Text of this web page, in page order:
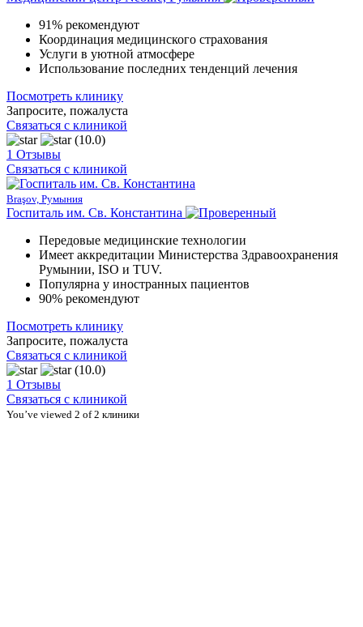
91% рекомендуют
Координация медицинского страхования
Услуги в уютной атмосфере
Использование последних тенденций лечения
Посмотреть клинику
Запросите, пожалуста
Связаться с клиникой
(10.0)
1 Отзывы
Связаться с клиникой
Braşov, Румыния
Госпиталь им. Св. Константина
Передовые медицинские технологии
Имеет аккредитации Министерства Здравоохранения
Румынии, ISO и TUV.
Популярна у иностранных пациентов
90% рекомендуют
Посмотреть клинику
Запросите, пожалуста
Связаться с клиникой
(10.0)
1 Отзывы
Связаться с клиникой
You’ve viewed 2 of 2 клиники